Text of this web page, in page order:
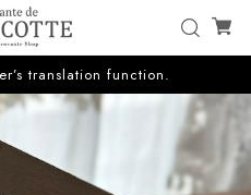
translation function.